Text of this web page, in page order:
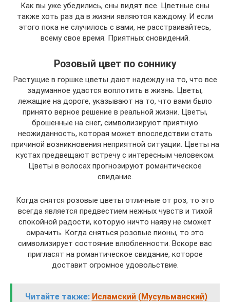
Как вы уже убедились, сны видят все. Цветные сны
также хоть раз да в жизни являются каждому. И если
этого пока не случилось с вами, не расстраивайтесь,
всему свое время. Приятных сновидений.
Розовый цвет по соннику
Растущие в горшке цветы дают надежду на то, что все
задуманное удастся воплотить в жизнь. Цветы,
лежащие на дороге, указывают на то, что вами было
принято верное решение в реальной жизни. Цветы,
брошенные на снег, символизируют приятную
неожиданность, которая может впоследствии стать
причиной возникновения неприятной ситуации. Цветы на
кустах предвещают встречу с интересным человеком.
Цветы в волосах прогнозируют романтическое
свидание.
Когда снятся розовые цветы отличные от роз, то это
всегда является предвестием нежных чувств и тихой
спокойной радости, которую ничто наяву не сможет
омрачить. Когда сняться розовые пионы, то это
символизирует состояние влюбленности. Вскоре вас
пригласят на романтическое свидание, которое
доставит огромное удовольствие.
Читайте также: Исламский (Мусульманский)